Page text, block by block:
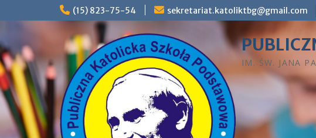
to
(15) 823-75-54 sekretariat.katoliktbg@gmail.com
IM. ŚW. JANA